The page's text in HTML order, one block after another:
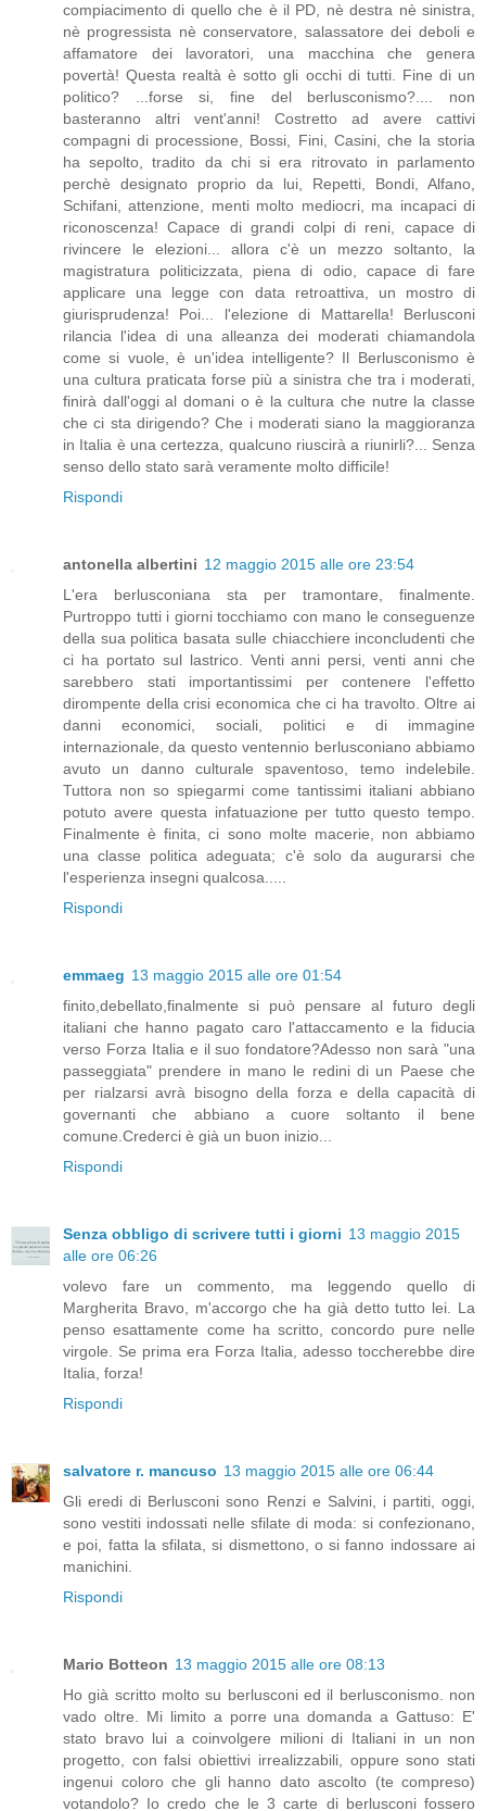
compiacimento di quello che è il PD, nè destra nè sinistra,
nè progressista nè conservatore, salassatore dei deboli e
affamatore dei lavoratori, una macchina che genera
povertà! Questa realtà è sotto gli occhi di tutti. Fine di un
politico? ...forse si, fine del berlusconismo?.... non
basteranno altri vent'anni! Costretto ad avere cattivi
compagni di processione, Bossi, Fini, Casini, che la storia
ha sepolto, tradito da chi si era ritrovato in parlamento
perchè designato proprio da lui, Repetti, Bondi, Alfano,
Schifani, attenzione, menti molto mediocri, ma incapaci di
riconoscenza! Capace di grandi colpi di reni, capace di
rivincere le elezioni... allora c'è un mezzo soltanto, la
magistratura politicizzata, piena di odio, capace di fare
applicare una legge con data retroattiva, un mostro di
giurisprudenza! Poi... l'elezione di Mattarella! Berlusconi
rilancia l'idea di una alleanza dei moderati chiamandola
come si vuole, è un'idea intelligente? Il Berlusconismo è
una cultura praticata forse più a sinistra che tra i moderati,
finirà dall'oggi al domani o è la cultura che nutre la classe
che ci sta dirigendo? Che i moderati siano la maggioranza
in Italia è una certezza, qualcuno riuscirà a riunirli?... Senza
senso dello stato sarà veramente molto difficile!
Rispondi
antonella albertini 12 maggio 2015 alle ore 23:54
L'era berlusconiana sta per tramontare, finalmente.
Purtroppo tutti i giorni tocchiamo con mano le conseguenze
della sua politica basata sulle chiacchiere inconcludenti che
ci ha portato sul lastrico. Venti anni persi, venti anni che
sarebbero stati importantissimi per contenere l'effetto
dirompente della crisi economica che ci ha travolto. Oltre ai
danni economici, sociali, politici e di immagine
internazionale, da questo ventennio berlusconiano abbiamo
avuto un danno culturale spaventoso, temo indelebile.
Tuttora non so spiegarmi come tantissimi italiani abbiano
potuto avere questa infatuazione per tutto questo tempo.
Finalmente è finita, ci sono molte macerie, non abbiamo
una classe politica adeguata; c'è solo da augurarsi che
l'esperienza insegni qualcosa.....
Rispondi
emmaeg 13 maggio 2015 alle ore 01:54
finito,debellato,finalmente si può pensare al futuro degli
italiani che hanno pagato caro l'attaccamento e la fiducia
verso Forza Italia e il suo fondatore?Adesso non sarà "una
passeggiata" prendere in mano le redini di un Paese che
per rialzarsi avrà bisogno della forza e della capacità di
governanti che abbiano a cuore soltanto il bene
comune.Crederci è già un buon inizio...
Rispondi
Senza obbligo di scrivere tutti i giorni 13 maggio 2015
alle ore 06:26
volevo fare un commento, ma leggendo quello di
Margherita Bravo, m'accorgo che ha già detto tutto lei. La
penso esattamente come ha scritto, concordo pure nelle
virgole. Se prima era Forza Italia, adesso toccherebbe dire
Italia, forza!
Rispondi
salvatore r. mancuso 13 maggio 2015 alle ore 06:44
Gli eredi di Berlusconi sono Renzi e Salvini, i partiti, oggi,
sono vestiti indossati nelle sfilate di moda: si confezionano,
e poi, fatta la sfilata, si dismettono, o si fanno indossare ai
manichini.
Rispondi
Mario Botteon 13 maggio 2015 alle ore 08:13
Ho già scritto molto su berlusconi ed il berlusconismo. non
vado oltre. Mi limito a porre una domanda a Gattuso: E'
stato bravo lui a coinvolgere milioni di Italiani in un non
progetto, con falsi obiettivi irrealizzabili, oppure sono stati
ingenui coloro che gli hanno dato ascolto (te compreso)
votandolo? Io credo che le 3 carte di berlusconi fossero